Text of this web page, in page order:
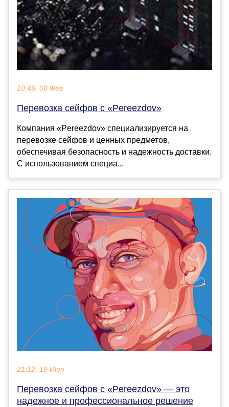
10:46, 08 Фев
Перевозка сейфов с «Pereezdov»
Компания «Pereezdov» специализируется на
перевозке сейфов и ценных предметов,
обеспечивая безопасность и надежность доставки.
С использованием специа...
21:12, 19 Июн
Перевозка сейфов с «Pereezdov» — это
надежное и профессиональное решение